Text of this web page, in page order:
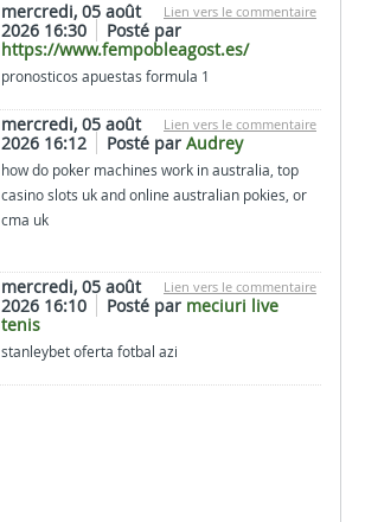
Lien vers le commentaire
mercredi, 05 août
2026 16:30
Posté par
https://www.fempobleagost.es/
pronosticos apuestas formula 1
Lien vers le commentaire
mercredi, 05 août
2026 16:12
Posté par Audrey
how do poker machines work in australia, top
casino slots uk and online australian pokies, or
cma uk
Lien vers le commentaire
mercredi, 05 août
2026 16:10
Posté par meciuri live
tenis
stanleybet oferta fotbal azi